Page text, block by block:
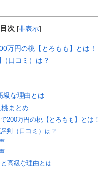
目次 [非表示]
万円の桃【とろもも】とは！
口コミ）は？
級な理由とは
まとめ
200万円の桃【とろもも】とは！
判（口コミ）は？
高級な理由とは